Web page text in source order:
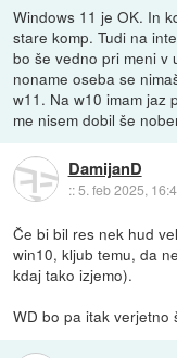
Windows 11 je OK. In
stare komp. Tudi na
bo še vedno pri meni v
noname oseba se
w11. Na w10 imam jaz
me nisem dobil še
DamijanD
::5. feb 2025,
Če bi bil res nek hud
win10, kljub temu, da
kdaj tako izjemo).
WD bo pa itak verjetno